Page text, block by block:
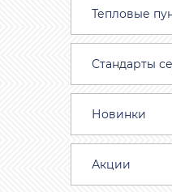
Тепловые
Стандарты
Новинки
Акции